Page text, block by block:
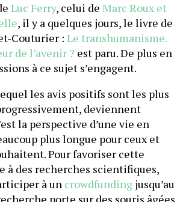
Luc Ferry, celui de Marc Roux et
, il y a quelques jours, le livre de
Couturier : Le transhumanisme.
de l’avenir ? est paru. De plus en
à ce sujet s’engagent.
les avis positifs sont les plus
deviennent
la perspective d’une vie en
plus longue pour ceux et
Pour favoriser cette
à des recherches scientifiques,
à un crowdfunding jusqu’au
porte sur des souris âgées